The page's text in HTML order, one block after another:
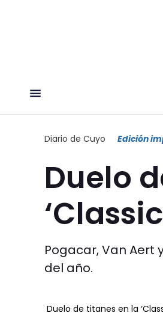
Diario de Cuyo Edición
Duelo
Pogacar, Van Aert
del año.
Duelo de titanes en la